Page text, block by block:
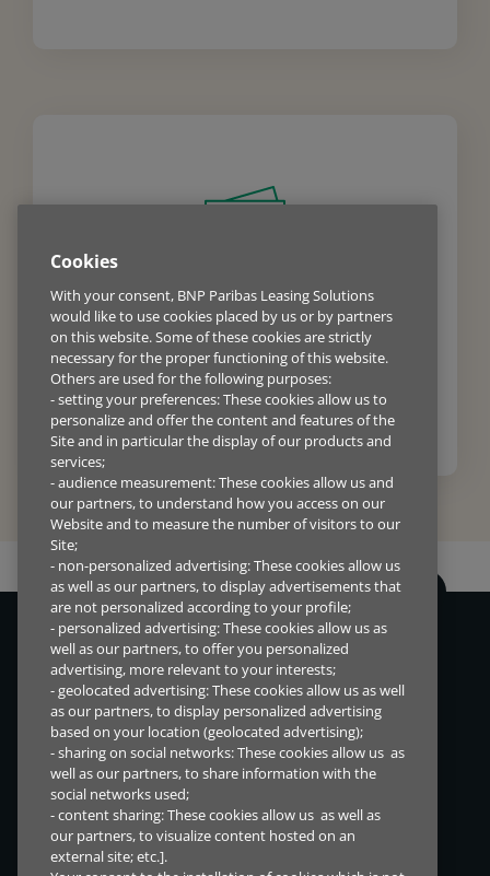
Bedrifter
Ta kontakt med våre eksperter i dag for å få gode råd og
innføring i våre fleksible finansieringsløsninger.
KONTAKT OSS
Vi lever i en tid med konstant endring, derfor ønsker vi å tilby
finansieringsløsninger som hjelper både mennesker og bedrifter
verden over.
SNARVEIER
Løsninger for forhandler
Løsninger for kunde
DIREKTETILGANG
Varsling
Cookies
With your consent, BNP Paribas Leasing Solutions
would like to use cookies placed by us or by partners
on this website. Some of these cookies are strictly
necessary for the proper functioning of this website.
Others are used for the following purposes:
- setting your preferences: These cookies allow us to
personalize and offer the content and features of the
Site and in particular the display of our products and
services;
- audience measurement: These cookies allow us and
our partners, to understand how you access on our
Website and to measure the number of visitors to our
Site;
- non-personalized advertising: These cookies allow us
as well as our partners, to display advertisements that
are not personalized according to your profile;
- personalized advertising: These cookies allow us as
well as our partners, to offer you personalized
advertising, more relevant to your interests;
- geolocated advertising: These cookies allow us as well
as our partners, to display personalized advertising
based on your location (geolocated advertising);
- sharing on social networks: These cookies allow us as
well as our partners, to share information with the
social networks used;
- content sharing: These cookies allow us as well as
our partners, to visualize content hosted on an
external site; etc.].